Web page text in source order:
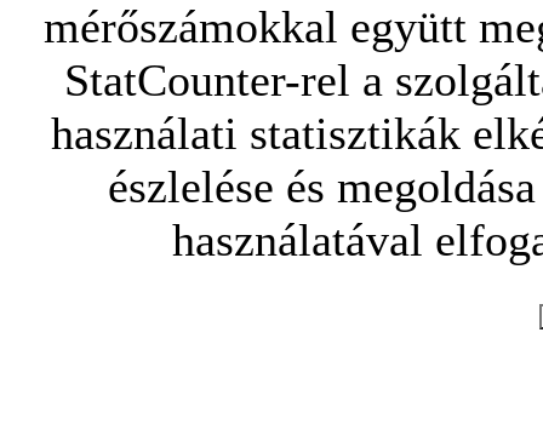
mérőszámokkal együtt
StatCounter-rel a
használati statisztikák
észlelése és
használatával